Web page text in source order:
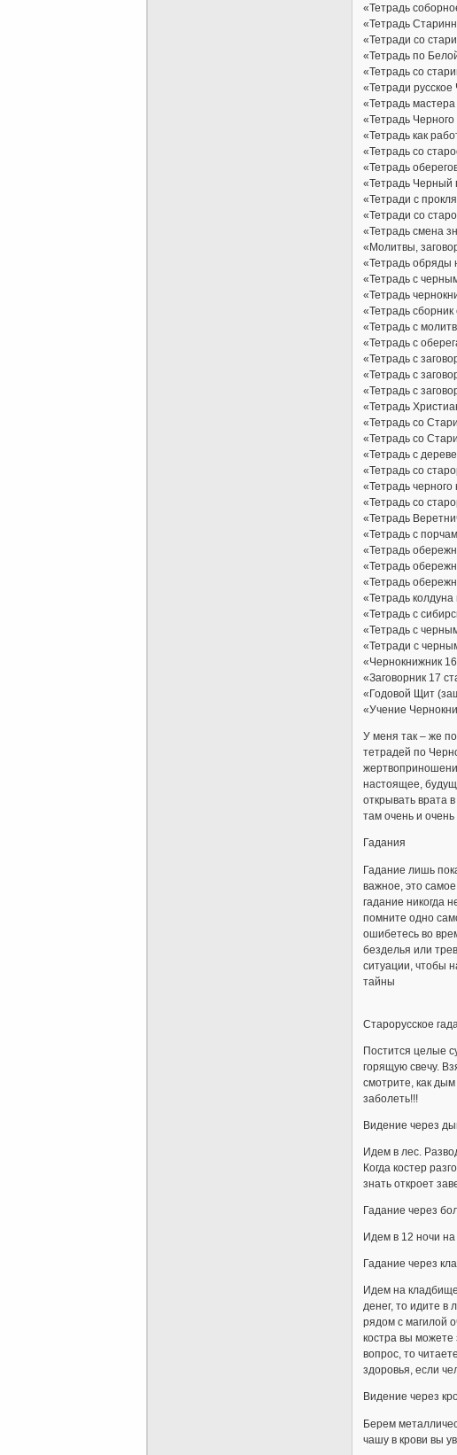
«Тетрадь
«Тетрадь
«Тетради со
«Тетрадь по
«Тетрадь со
«Тетради
«Тетрадь
«Тетрадь
«Тетрадь как
«Тетрадь со
«Тетрадь
«Тетрадь Черный
«Тетради с
«Тетради со
«Тетрадь смена
«Молитвы,
«Тетрадь обряды
«Тетрадь с
«Тетрадь
«Тетрадь
«Тетрадь с
«Тетрадь с
«Тетрадь с
«Тетрадь с
«Тетрадь с
«Тетрадь
«Тетрадь со
«Тетрадь со
«Тетрадь с
«Тетрадь со
«Тетрадь черного
«Тетрадь со
«Тетрадь
«Тетрадь с
«Тетрадь
«Тетрадь
«Тетрадь
«Тетрадь колдуна
«Тетрадь с
«Тетрадь с
«Тетради с
«Чернокнижник
«Заговорник 17
«Годовой Щит
«Учение
У меня так – же
тетрадей по
настоящее,
открывать врата
там очень и
Гадания
Гадание лишь
важное, это
гадание никогда
помните одно
ошибетесь во
безделья или
ситуации, чтобы
тайны
Старорусское
Постится целые
горящую свечу.
смотрите, как
заболеть!!!
Видение через
Идем в лес.
Когда костер
знать откроет
Гадание через
Идем в 12 ночи
Гадание через
Идем на
денег, то идите в
рядом с магилой
костра вы можете
вопрос, то
здоровья, если
Видение через
Берем
чашу в крови вы